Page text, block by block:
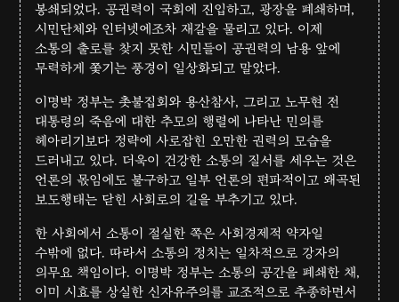
봉쇄되었다. 공권력이 국회에 진입하고, 광장을 폐쇄하며,
시민단체와 인터넷에조차 재갈을 물리고 있다. 이제
소통의 출로를 찾지 못한 시민들이 공권력의 남용 앞에
무력하게 쫓기는 풍경이 일상화되고 말았다.
이명박 정부는 촛불집회와 용산참사, 그리고 노무현 전
대통령의 죽음에 대한 추모의 행렬에 나타난 민의를
헤아리기보다 정략에 사로잡힌 오만한 권력의 모습을
드러내고 있다. 더욱이 건강한 소통의 질서를 세우는 것은
언론의 몫임에도 불구하고 일부 언론의 편파적이고 왜곡된
보도행태는 닫힌 사회로의 길을 부추기고 있다.
한 사회에서 소통이 절실한 쪽은 사회경제적 약자일
수밖에 없다. 따라서 소통의 정치는 일차적으로 강자의
의무요 책임이다. 이명박 정부는 소통의 공간을 폐쇄한 채,
이미 시효를 상실한 신자유주의를 교조적으로 추종하면서